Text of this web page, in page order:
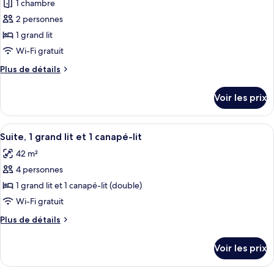
grand
lit
photos
pour
ce
type
chambre :
grand
lit
1 chambre
2 personnes
1 grand lit
Wi-Fi gratuit
Plus de détails
Plus
le
type
de
Chambre
Supérieure,
grand
lit
Voir les prix
Afficher
toutes
les
photos
pour
ce
type
de
Suite,
Une chambre d’hôtel moderne
4
Suite, 1 grand lit et 1 canapé-lit
42 m²
4 personnes
1 grand lit et 1 canapé-lit (double)
Wi-Fi gratuit
Plus de détails
Plus
le
Voir les prix